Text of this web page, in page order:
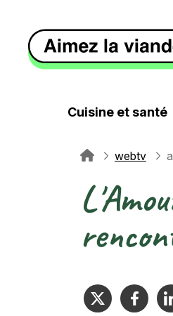
Cuisine et santé
Fil d'Ariane
webtv